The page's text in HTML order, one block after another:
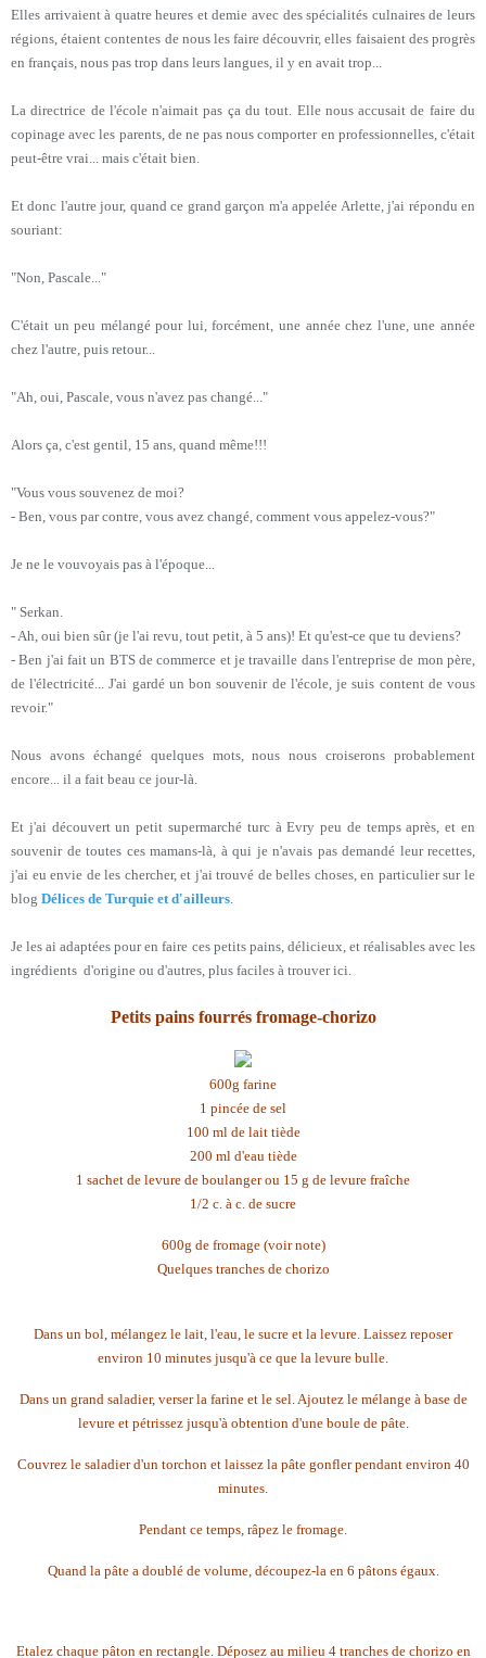
Elles arrivaient à quatre heures et demie avec des spécialités culnaires de leurs
régions, étaient contentes de nous les faire découvrir, elles faisaient des progrès
en français, nous pas trop dans leurs langues, il y en avait trop...
La directrice de l'école n'aimait pas ça du tout. Elle nous accusait de faire du
copinage avec les parents, de ne pas nous comporter en professionnelles, c'était
peut-être vrai... mais c'était bien.
Et donc l'autre jour, quand ce grand garçon m'a appelée Arlette, j'ai répondu en
souriant:
"Non, Pascale..."
C'était un peu mélangé pour lui, forcément, une année chez l'une, une année
chez l'autre, puis retour...
"Ah, oui, Pascale, vous n'avez pas changé..."
Alors ça, c'est gentil, 15 ans, quand même!!!
"Vous vous souvenez de moi?
- Ben, vous par contre, vous avez changé, comment vous appelez-vous?"
Je ne le vouvoyais pas à l'époque...
" Serkan.
- Ah, oui bien sûr (je l'ai revu, tout petit, à 5 ans)! Et qu'est-ce que tu deviens?
- Ben j'ai fait un BTS de commerce et je travaille dans l'entreprise de mon père,
de l'électricité... J'ai gardé un bon souvenir de l'école, je suis content de vous
revoir."
Nous avons échangé quelques mots, nous nous croiserons probablement
encore... il a fait beau ce jour-là.
Et j'ai découvert un petit supermarché turc à Evry peu de temps après, et en
souvenir de toutes ces mamans-là, à qui je n'avais pas demandé leur recettes,
j'ai eu envie de les chercher, et j'ai trouvé de belles choses, en particulier sur le
blog Délices de Turquie et d'ailleurs
Je les ai adaptées pour en faire ces petits pains, délicieux, et réalisables avec les
ingrédients d'origine ou d'autres, plus faciles à trouver ici.
Petits pains fourrés fromage-chorizo
600g farine
1 pincée de sel
100 ml de lait tiède
200 ml d'eau tiède
1 sachet de levure de boulanger ou 15 g de levure fraîche
1/2 c. à c. de sucre
600g de fromage (voir note)
Quelques tranches de chorizo
Dans un bol, mélangez le lait, l'eau, le sucre et la levure. Laissez reposer
environ 10 minutes jusqu'à ce que la levure bulle.
Dans un grand saladier, verser la farine et le sel. Ajoutez le mélange à base de
levure et pétrissez jusqu'à obtention d'une boule de pâte.
Couvrez le saladier d'un torchon et laissez la pâte gonfler pendant environ 40
minutes.
Pendant ce temps, râpez le fromage.
Quand la pâte a doublé de volume, découpez-la en 6 pâtons égaux.
Etalez chaque pâton en rectangle. Déposez au milieu 4 tranches de chorizo en